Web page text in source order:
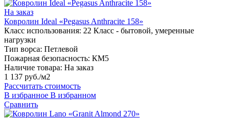
На заказ
Ковролин Ideal «Pegasus Anthracite 158»
Класс использования: 22 Класс - бытовой, умеренные
нагрузки
Тип ворса: Петлевой
Пожарная безопасность: КМ5
Наличие товара: На заказ
1 137 руб./м2
Рассчитать стоимость
В избранное В избранном
Сравнить